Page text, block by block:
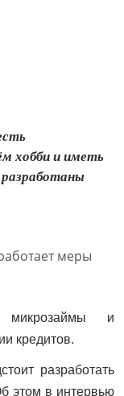
хобби и иметь
микрозаймы и
кредитов.
разработать
этом в интервью